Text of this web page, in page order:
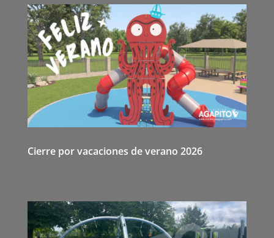
Cierre por vacaciones de verano 2026